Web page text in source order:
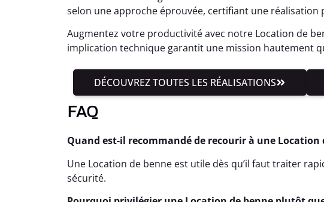
selon une approche éprouvée, certifiant une réalisation
Augmentez votre productivité avec notre Location de
implication technique garantit une mission hautement
DÉCOUVREZ TOUTES LES RÉALISATIONS
FAQ
Quand est-il recommandé de recourir à une Location
Une Location de benne est utile dès qu’il faut traiter
sécurité.